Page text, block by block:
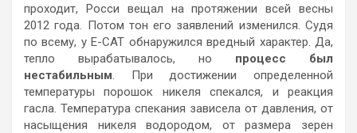
проходит, Росси вещал на протяжении всей весны
2012 года. Потом тон его заявлений изменился. Судя
по всему, у Е-САТ обнаружился вредный характер. Да,
тепло вырабатывалось, но процесс был
нестабильным. При достижении определенной
температуры порошок никеля спекался, и реакция
гасла. Температура спекания зависела от давления, от
насыщения никеля водородом, от размера зерен